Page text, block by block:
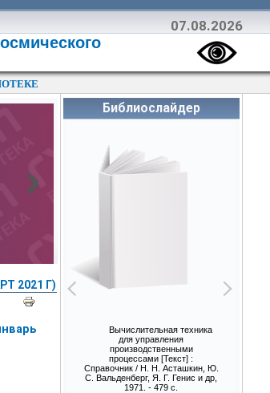
07.08.2026
›
2021 Г)
Библиослайдер
Вычислительная техника
для управления
производственными
процессами [Текст] :
Справочник / Н. Н. Асташкин, Ю.
С. Вальденберг, Я. Г. Генис и др,
1971. - 479 с.